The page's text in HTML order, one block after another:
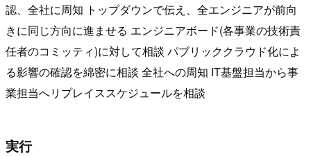
認、全社に周知 トップダウンで伝え、全エンジニアが前向
きに同じ方向に進ませる エンジニアボード(各事業の技術責
任者のコミッティ)に対して相談 パブリッククラウド化によ
る影響の確認を綿密に相談 全社への周知 IT基盤担当から事
業担当へリプレイススケジュールを相談
実行